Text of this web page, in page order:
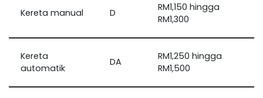
Kereta manual D
RM1,150 hingga
RM1,300
Kereta
automatik
DA
RM1,250 hingga
RM1,500